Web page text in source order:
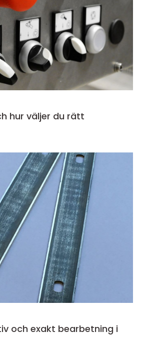
hur väljer du rätt